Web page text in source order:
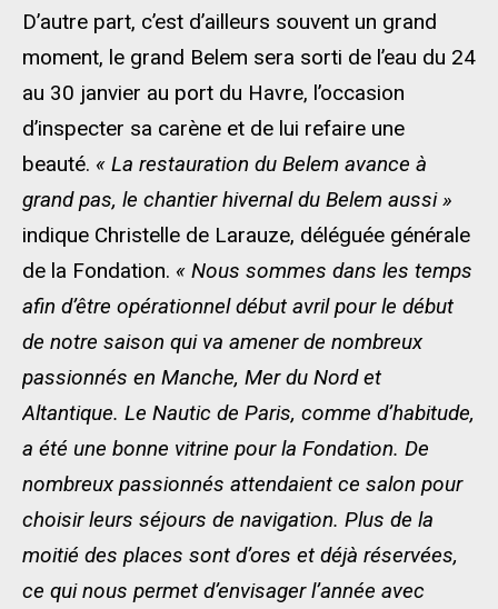
D’autre part, c’est d’ailleurs souvent un grand
moment, le grand Belem sera sorti de l’eau du 24
au 30 janvier au port du Havre, l’occasion
d’inspecter sa carène et de lui refaire une
beauté. « La restauration du Belem avance à
grand pas, le chantier hivernal du Belem aussi »
indique Christelle de Larauze, déléguée générale
de la Fondation. « Nous sommes dans les temps
afin d’être opérationnel début avril pour le début
de notre saison qui va amener de nombreux
passionnés en Manche, Mer du Nord et
Altantique. Le Nautic de Paris, comme d’habitude,
a été une bonne vitrine pour la Fondation. De
nombreux passionnés attendaient ce salon pour
choisir leurs séjours de navigation. Plus de la
moitié des places sont d’ores et déjà réservées,
ce qui nous permet d’envisager l’année avec